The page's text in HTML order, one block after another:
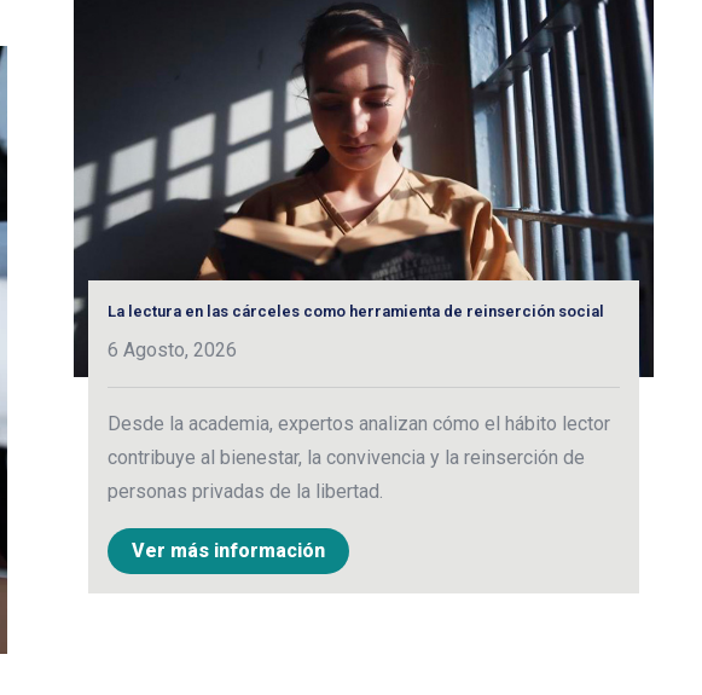
La lectura en las cárceles como herramienta de reinserción social
6 Agosto, 2026
Desde la academia, expertos analizan cómo el hábito lector
contribuye al bienestar, la convivencia y la reinserción de
personas privadas de la libertad.
Ver más información